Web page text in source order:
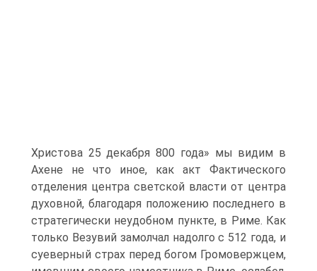
Христова 25 декабря 800 года» мы видим в
Ахене не что иное, как акт Фактического
отделения центра светской власти от центра
духовной, благодаря положению последнего в
стратегически неудобном пункте, в Риме. Как
только Везувий замолчал надолго с 512 года, и
суеверный страх перед богом Громовержцем,